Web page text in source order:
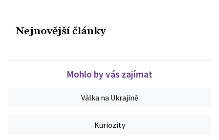
Nejnovější články
Mohlo by vás zajímat
Válka na Ukrajině
Kuriozity